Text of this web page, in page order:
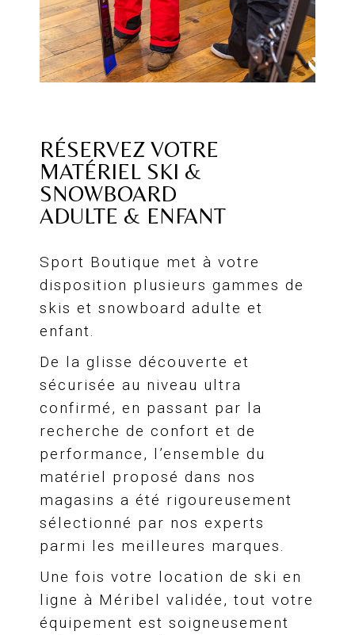
RÉSERVEZ VOTRE
MATÉRIEL SKI &
SNOWBOARD
ADULTE & ENFANT
Sport Boutique met à votre
disposition plusieurs gammes de
skis et snowboard adulte et
enfant.
De la glisse découverte et
sécurisée au niveau ultra
confirmé, en passant par la
recherche de confort et de
performance, l’ensemble du
matériel proposé dans nos
magasins a été rigoureusement
sélectionné par nos experts
parmi les meilleures marques.
Une fois votre location de ski en
ligne à Méribel validée, tout votre
équipement est soigneusement